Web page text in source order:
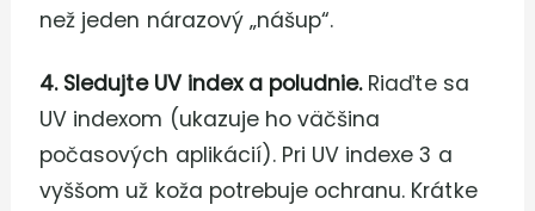
než jeden nárazový „nášup“.
4. Sledujte UV index a poludnie.Riaďte sa
UV indexom (ukazuje ho väčšina
počasových aplikácií). Pri UV indexe 3 a
vyššom už koža potrebuje ochranu. Krátke